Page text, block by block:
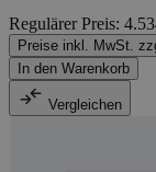
Regulärer Preis:
Preise inkl. MwSt.
In den Warenkorb
Vergleichen